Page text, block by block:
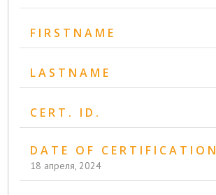
FIRSTNAME
LASTNAME
CERT. ID.
DATE OF CERTIFICATION
18 апреля, 2024